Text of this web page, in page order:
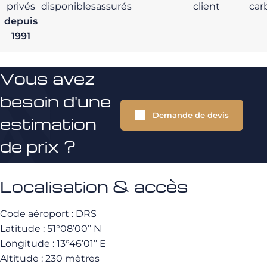
privés
depuis
1991
disponiblesassurés
client
Vous avez
besoin d'une
estimation
de prix ?
Demande de devis
Localisation & accès
Code aéroport : DRS
Latitude : 51°08’00’’ N
Longitude : 13°46’01’’ E
Altitude : 230 mètres